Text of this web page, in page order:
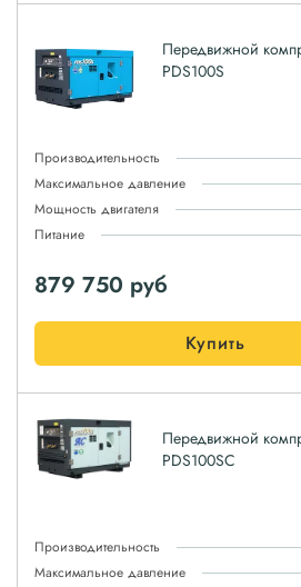
Передвижной
PDS100S
Производительность
Максимальное давление
Мощность двигателя
Питание
879 750 руб
Купить
Передвижной
PDS100SC
Производительность
Максимальное давление